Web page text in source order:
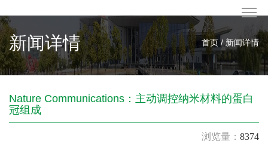
新闻详情 首页 / 新闻详情
Nature Communications：主动调控纳米材料的蛋白
冠组成
浏览量： 8374